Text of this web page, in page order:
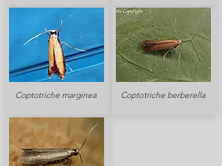
Coptotriche marginea Coptotriche berberella